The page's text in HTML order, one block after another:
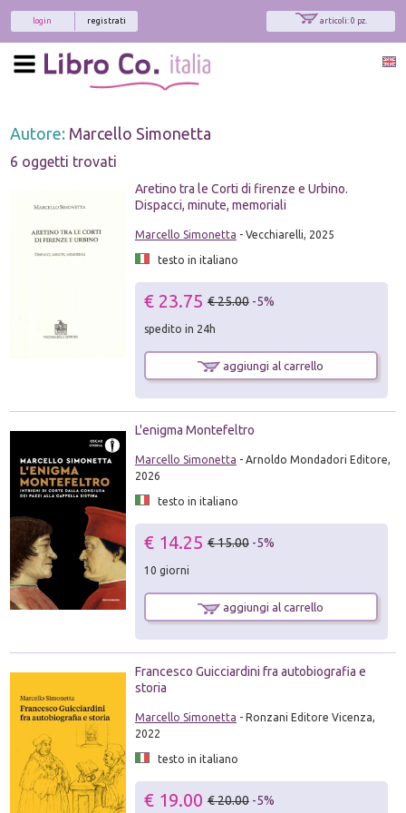
articoli: 0 pz.
registrati
login
Autore: Marcello Simonetta
6 oggetti trovati
Aretino tra le Corti di firenze e Urbino.
Dispacci, minute, memoriali
Marcello Simonetta - Vecchiarelli, 2025
testo in italiano
€ 23.75 € 25.00 -5%
spedito in 24h
aggiungi al carrello
L'enigma Montefeltro
Marcello Simonetta - Arnoldo Mondadori Editore,
2026
testo in italiano
€ 14.25 € 15.00 -5%
10 giorni
aggiungi al carrello
Francesco Guicciardini fra autobiografia e
storia
Marcello Simonetta - Ronzani Editore Vicenza,
2022
testo in italiano
€ 19.00 € 20.00 -5%